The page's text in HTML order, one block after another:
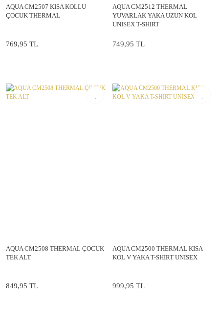
AQUA CM2507 KISA KOLLU
ÇOCUK THERMAL
769,95 TL
AQUA CM2512 THERMAL
YUVARLAK YAKA UZUN KOL
UNISEX T-SHIRT
749,95 TL
AQUA CM2508 THERMAL ÇOCUK
TEK ALT
849,95 TL
AQUA CM2500 THERMAL KISA
KOL V YAKA T-SHIRT UNISEX
999,95 TL